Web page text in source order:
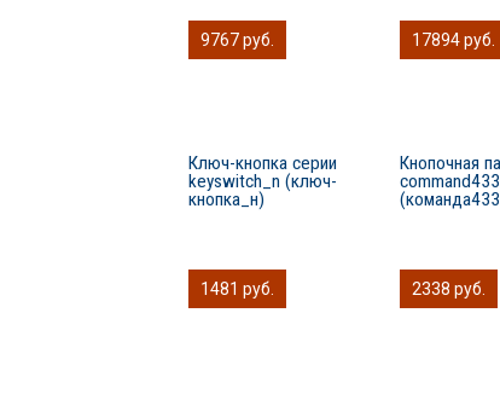
9767 руб. 17894 руб.
Ключ-кнопка серии
keyswitch_n (ключ-
кнопка_н)
1481 руб.
Кнопочная
сommand433
2338 руб.